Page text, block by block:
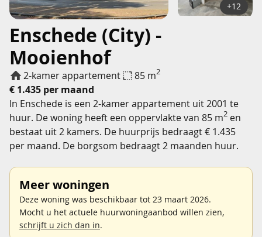
Enschede (City) -
Mooienhof
2-kamer appartement 85 m2
€ 1.435 per maand
+12
In Enschede is een 2-kamer appartement uit 2001 te
huur. De woning heeft een oppervlakte van 85 m2 en
bestaat uit 2 kamers. De huurprijs bedraagt € 1.435
per maand. De borgsom bedraagt 2 maanden huur.
Meer woningen
Deze woning was beschikbaar tot 23 maart 2026.
Mocht u het actuele huurwoningaanbod willen zien,
schrijft u zich dan in.